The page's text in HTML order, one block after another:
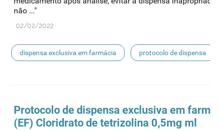
não ..."
02/02/2022
dispensa exclusiva em farmácia protocolo de dispensa
Protocolo de dispensa exclusiva em
(EF) Cloridrato de tetrizolina 0,5mg ml